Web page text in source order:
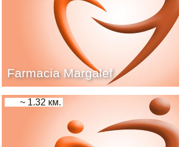
Farmacia Margalef
~ 1.32 км.